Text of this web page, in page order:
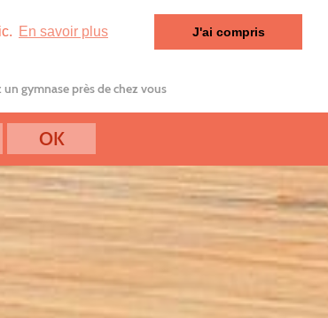
En savoir plus J'ai compris
un gymnase près de chez vous